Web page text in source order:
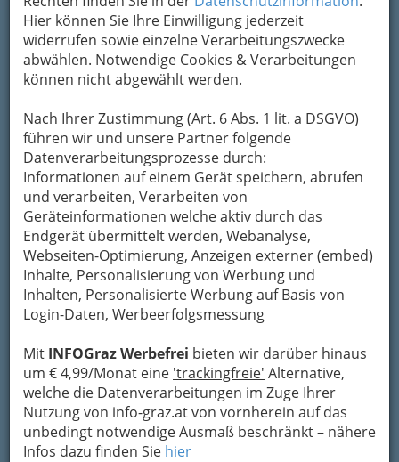
Hier können Sie Ihre Einwilligung jederzeit
widerrufen sowie einzelne Verarbeitungszwecke
abwählen. Notwendige Cookies & Verarbeitungen
können nicht abgewählt werden.
Nach Ihrer Zustimmung (Art. 6 Abs. 1 lit. a DSGVO)
führen wir und unsere Partner folgende
Datenverarbeitungsprozesse durch:
Informationen auf einem Gerät speichern, abrufen
und verarbeiten, Verarbeiten von
Geräteinformationen welche aktiv durch das
Endgerät übermittelt werden, Webanalyse,
Webseiten-Optimierung, Anzeigen externer (embed)
Inhalte, Personalisierung von Werbung und
Inhalten, Personalisierte Werbung auf Basis von
Login-Daten, Werbeerfolgsmessung
Mit INFOGraz Werbefrei bieten wir darüber hinaus
um € 4,99/Monat eine 'trackingfreie' Alternative,
welche die Datenverarbeitungen im Zuge Ihrer
Nutzung von info-graz.at von vornherein auf das
unbedingt notwendige Ausmaß beschränkt – nähere
Infos dazu finden Sie hier
Formular. Ihre Nachricht wird nach dem
Absenden umgehend per Mail an das
Unternehmen Gotthardt Heidi weitergeleitet.
Mein Name
Meine Email Adresse
Mein Betreff
Meine Nachricht